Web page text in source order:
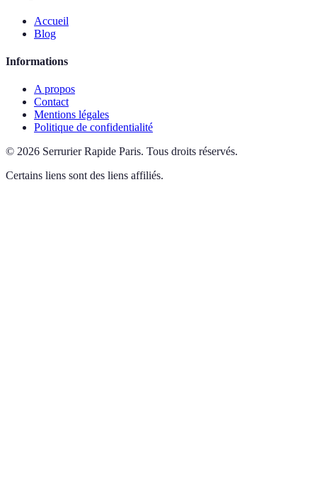
Accueil
Blog
Informations
A propos
Contact
Mentions légales
Politique de confidentialité
© 2026 Serrurier Rapide Paris. Tous droits réservés.
Certains liens sont des liens affiliés.